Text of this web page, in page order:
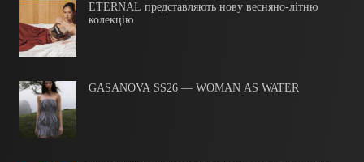
ETERNAL представляють нову весняно-літню
колекцію
GASANOVA SS26 — WOMAN AS WATER